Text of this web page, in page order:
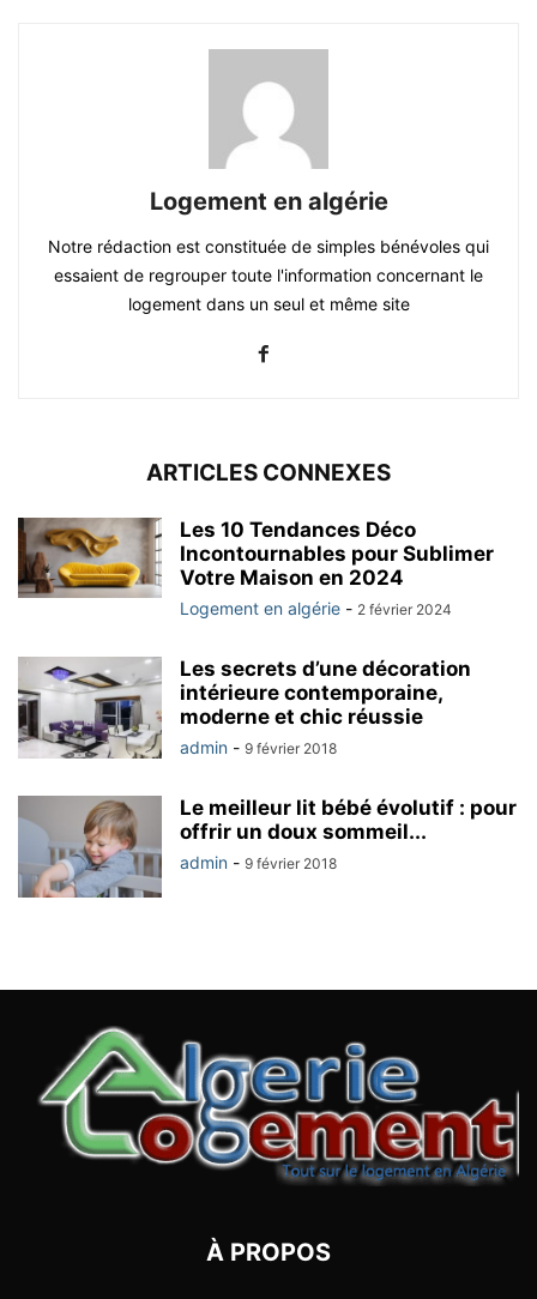
Logement en algérie
Notre rédaction est constituée de simples bénévoles qui
essaient de regrouper toute l'information concernant le
logement dans un seul et même site
ARTICLES CONNEXES
Les 10 Tendances Déco
Incontournables pour Sublimer
Votre Maison en 2024
Logement en algérie - 2 février 2024
Les secrets d’une décoration
intérieure contemporaine,
moderne et chic réussie
admin - 9 février 2018
Le meilleur lit bébé évolutif : pour
offrir un doux sommeil...
admin - 9 février 2018
À PROPOS